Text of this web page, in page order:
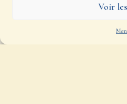
Voir